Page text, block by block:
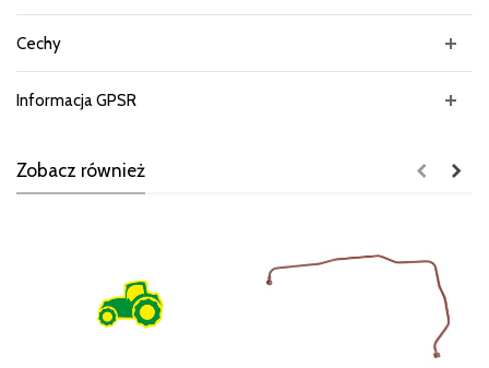
Cechy
Informacja GPSR
Zobacz również